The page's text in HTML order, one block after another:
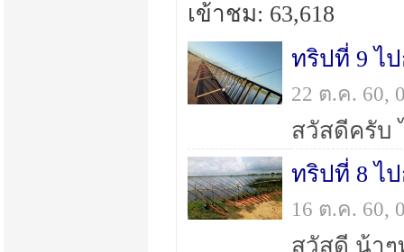
เข้าชม: 63,618
ทริปที่ 9 ไ
22 ต.ค. 60,
ทริปที่ 8 ไ
16 ต.ค. 60,